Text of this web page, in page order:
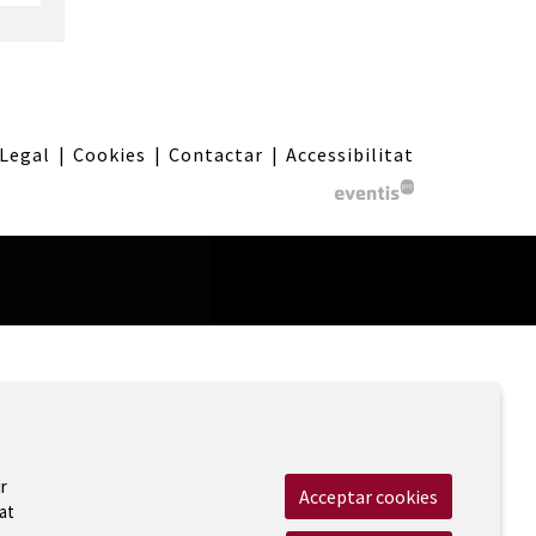
| Cookies | Contactar | Accessibilitat
Acceptar cookies